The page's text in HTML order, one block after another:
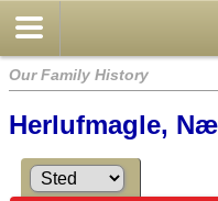
Our Family History
Herlufmagle,